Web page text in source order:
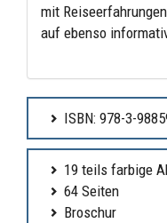
mit
auf ebenso
ISBN: 978-3-
19 teils farbige
64 Seiten
Broschur